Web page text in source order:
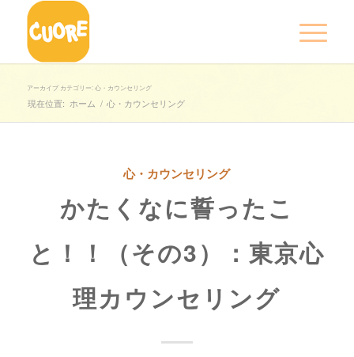
アーカイブ カテゴリー: 心・カウンセリング
現在位置: ホーム / 心・カウンセリング
心・カウンセリング
かたくなに誓ったこ
と！！（その3）：東京心
理カウンセリング